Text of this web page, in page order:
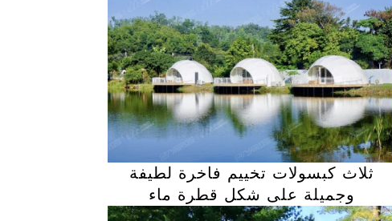
ثلاث كبسولات تخييم فاخرة لطيفة
وجميلة على شكل قطرة ماء